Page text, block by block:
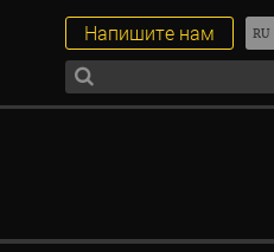
Напишите нам